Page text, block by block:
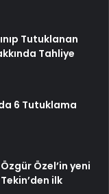
Tutuklanan
Tahliye
6 Tutuklama
Özel’in yeni
ilk